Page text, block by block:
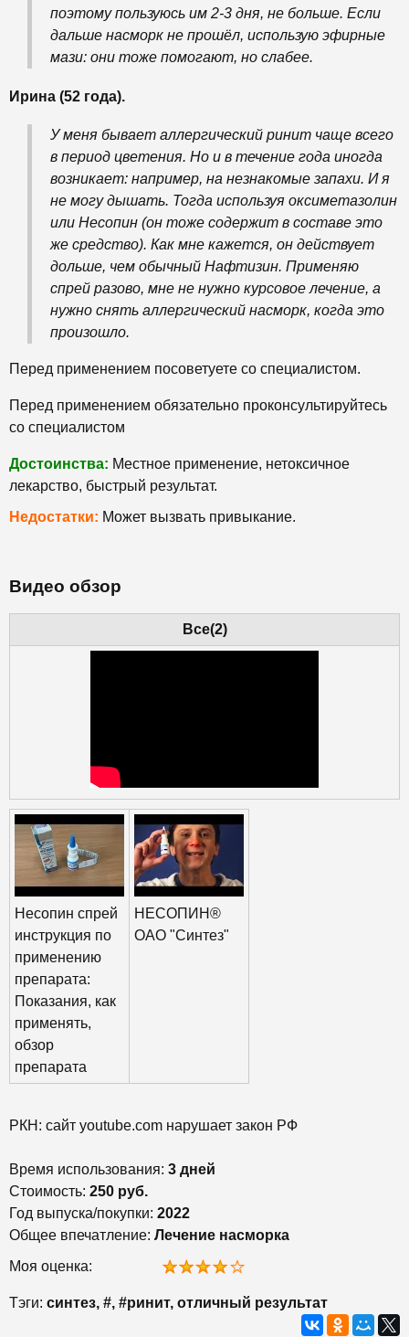
поэтому пользуюсь им 2-3 дня, не больше. Если
дальше насморк не прошёл, использую эфирные
мази: они тоже помогают, но слабее.
Ирина (52 года).
У меня бывает аллергический ринит чаще всего
в период цветения. Но и в течение года иногда
возникает: например, на незнакомые запахи. И я
не могу дышать. Тогда используя оксиметазолин
или Несопин (он тоже содержит в составе это
же средство). Как мне кажется, он действует
дольше, чем обычный Нафтизин. Применяю
спрей разово, мне не нужно курсовое лечение, а
нужно снять аллергический насморк, когда это
произошло.
Перед применением посоветуете со специалистом.
Перед применением обязательно проконсультируйтесь
со специалистом
Достоинства: Местное применение, нетоксичное
лекарство, быстрый результат.
Недостатки: Может вызвать привыкание.
Видео обзор
Все(2)
Несопин спрей
инструкция по
применению
препарата:
Показания, как
применять,
обзор
препарата
НЕСОПИН®
ОАО "Синтез"
РКН: сайт youtube.com нарушает закон РФ
Время использования: 3 дней
Стоимость: 250 руб.
Год выпуска/покупки: 2022
Общее впечатление: Лечение насморка
Моя оценка:
Тэги: синтез, #, #ринит, отличный результат